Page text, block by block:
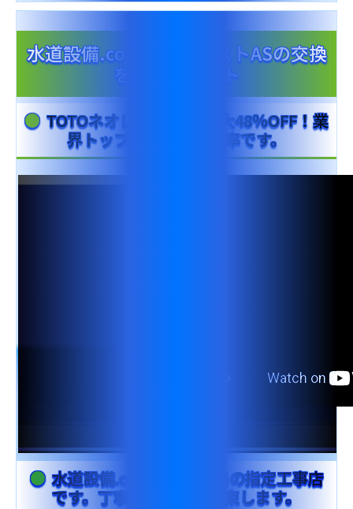
蛇口（水栓）の交換はこちら
トイレ（便器）の交換はこちら
ウォシュレットなどの交換はこちら
給湯器の交換はこちら
ガスコンロの交換はこちら
DTY
取り付けの手順
水道設備.comでネオレストASの交換
をするメリット
TOTOネオレストASが最大48％OFF！業
界トップクラスの値引率です。
水道設備.comは、水道局の指定工事店
です。丁寧な工事をお約束します。